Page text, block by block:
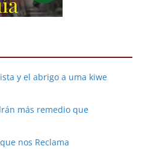
y el abrigo a uma kiwe
más remedio que
nos Reclama